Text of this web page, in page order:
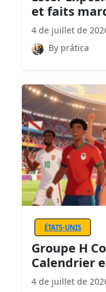
et faits
4 de juillet de
By prática
ÉTATS-UNIS
Groupe H
Calendrier
4 de juillet de